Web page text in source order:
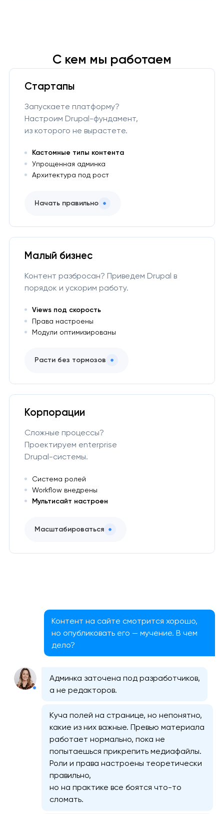
С кем мы работаем
Стартапы
Запускаете платформу?
Настроим Drupal-фундамент,
из которого не вырастете.
Кастомные типы контента
Упрощенная админка
Архитектура под рост
Начать правильно
Малый бизнес
Контент разбросан? Приведем Drupal в
порядок и ускорим работу.
Views под скорость
Права настроены
Модули оптимизированы
Расти без тормозов
Корпорации
Сложные процессы?
Проектируем enterprise
Drupal-системы.
Система ролей
Workflow внедрены
Мультисайт настроен
Масштабироваться
Контент на сайте смотрится хорошо,
но опубликовать его — мучение. В чем
дело?
Админка заточена под разработчиков,
а не редакторов.
Куча полей на странице, но непонятно,
какие из них важные. Превью материала
работает нормально, пока не
попытаешься прикрепить медиафайлы.
Роли и права настроены теоретически
правильно,
но на практике все боятся что-то
сломать.